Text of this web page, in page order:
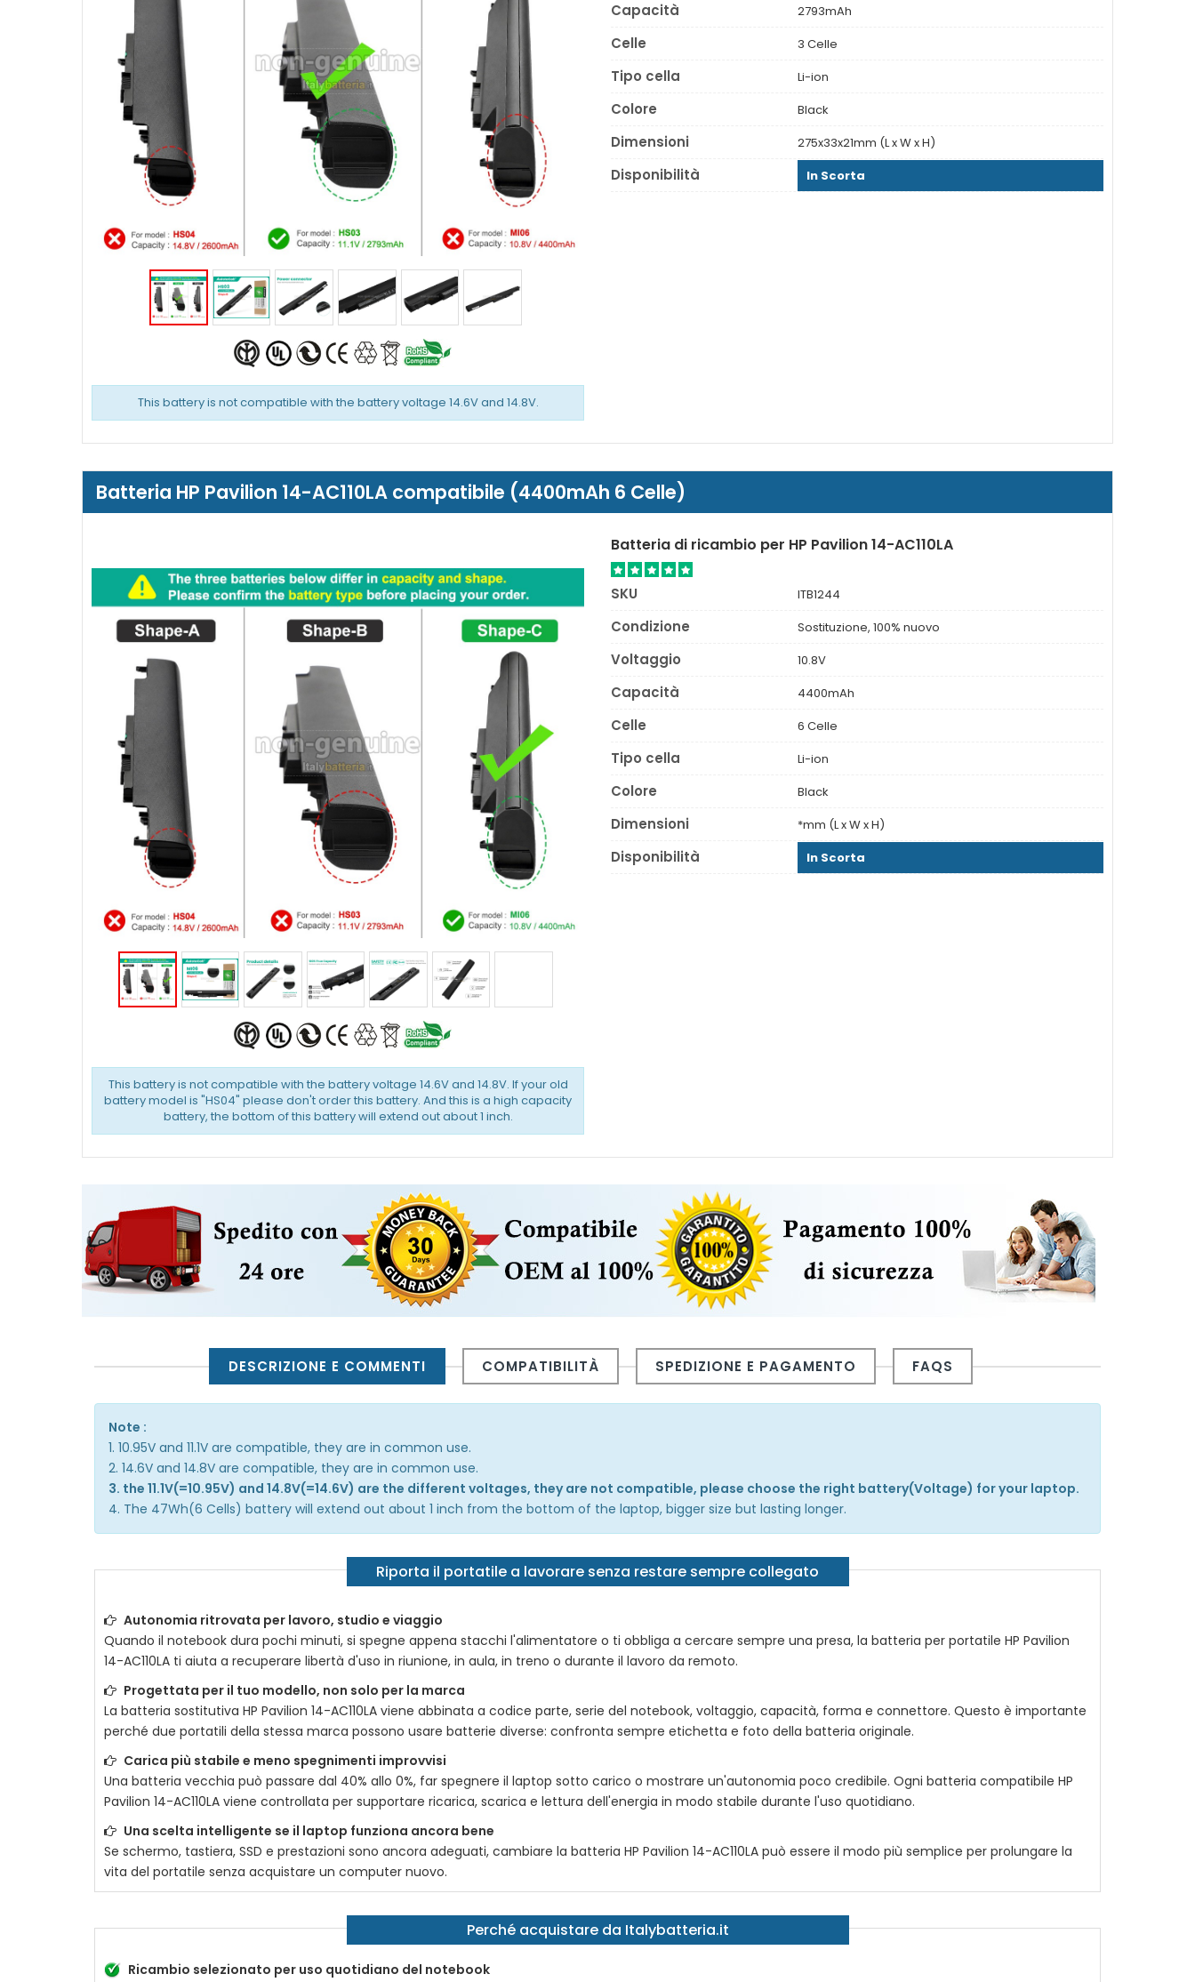
This battery is not compatible with the battery voltage 14.6V and 14.8V.
Capacità 2793mAh
Celle 3 Celle
Tipo cella Li-ion
Colore Black
Dimensioni 275x33x21mm (L x W x H)
Disponibilità In Scorta
Batteria HP Pavilion 14-AC110LA compatibile (4400mAh 6 Celle)
This battery is not compatible with the battery voltage 14.6V and 14.8V. If your old
battery model is "HS04" please don't order this battery. And this is a high capacity
battery, the bottom of this battery will extend out about 1 inch.
Batteria di ricambio per HP Pavilion 14-AC110LA
SKU ITB1244
Condizione Sostituzione, 100% nuovo
Voltaggio 10.8V
Capacità 4400mAh
Celle 6 Celle
Tipo cella Li-ion
Colore Black
Dimensioni *mm (L x W x H)
Disponibilità In Scorta
DESCRIZIONE E COMMENTI COMPATIBILITÀ SPEDIZIONE E PAGAMENTO FAQS
Note :
1. 10.95V and 11.1V are compatible, they are in common use.
2. 14.6V and 14.8V are compatible, they are in common use.
3. the 11.1V(=10.95V) and 14.8V(=14.6V) are the different voltages, they are not compatible, please choose the right battery(Voltage) for your laptop.
4. The 47Wh(6 Cells) battery will extend out about 1 inch from the bottom of the laptop, bigger size but lasting longer.
Riporta il portatile a lavorare senza restare sempre collegato
Autonomia ritrovata per lavoro, studio e viaggio
Quando il notebook dura pochi minuti, si spegne appena stacchi l'alimentatore o ti obbliga a cercare sempre una presa, la batteria per portatile HP Pavilion
14-AC110LA ti aiuta a recuperare libertà d'uso in riunione, in aula, in treno o durante il lavoro da remoto.
Progettata per il tuo modello, non solo per la marca
La batteria sostitutiva HP Pavilion 14-AC110LA viene abbinata a codice parte, serie del notebook, voltaggio, capacità, forma e connettore. Questo è importante
perché due portatili della stessa marca possono usare batterie diverse: confronta sempre etichetta e foto della batteria originale.
Carica più stabile e meno spegnimenti improvvisi
Una batteria vecchia può passare dal 40% allo 0%, far spegnere il laptop sotto carico o mostrare un'autonomia poco credibile. Ogni batteria compatibile HP
Pavilion 14-AC110LA viene controllata per supportare ricarica, scarica e lettura dell'energia in modo stabile durante l'uso quotidiano.
Una scelta intelligente se il laptop funziona ancora bene
Se schermo, tastiera, SSD e prestazioni sono ancora adeguati, cambiare la batteria HP Pavilion 14-AC110LA può essere il modo più semplice per prolungare la
vita del portatile senza acquistare un computer nuovo.
Perché acquistare da Italybatteria.it
Ricambio selezionato per uso quotidiano del notebook